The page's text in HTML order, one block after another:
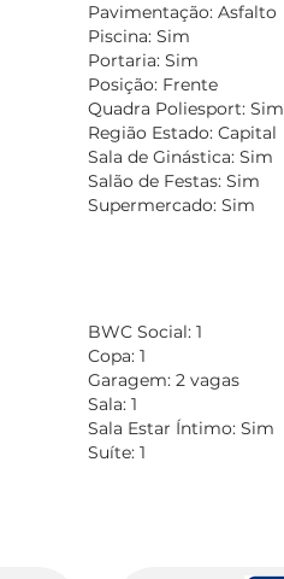
Pavimentação: Asfalto
Piscina: Sim
Portaria: Sim
Posição: Frente
Quadra Poliesport: Sim
Região Estado: Capital
Sala de Ginástica: Sim
Salão de Festas: Sim
Supermercado: Sim
BWC Social: 1
Copa: 1
Garagem: 2 vagas
Sala: 1
Sala Estar Íntimo: Sim
Suíte: 1